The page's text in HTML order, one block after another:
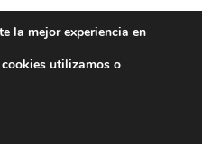
la mejor experiencia en
cookies utilizamos o